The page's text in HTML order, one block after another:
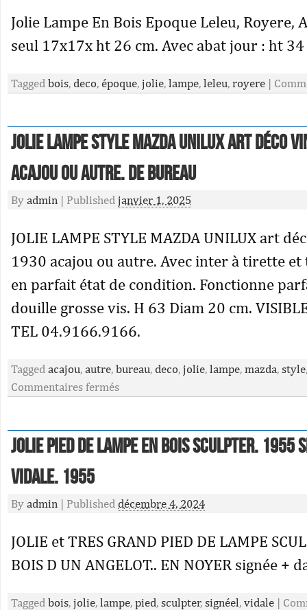
Jolie Lampe En Bois Epoque Leleu, Royere,
seul 17x17x ht 26 cm. Avec abat jour : ht 34
Tagged bois, deco, époque, jolie, lampe, leleu, royere |
JOLIE LAMPE STYLE MAZDA UNILUX art déco
acajou ou autre. DE BUREAU
By admin | Published janvier 1, 2025
JOLIE LAMPE STYLE MAZDA UNILUX art
1930 acajou ou autre. Avec inter à tirette
en parfait état de condition. Fonctionne
douille grosse vis. H 63 Diam 20 cm.
TEL 04.9166.9166.
Tagged acajou, autre, bureau, deco, jolie, lampe, mazda, style
Commentaires fermés
JOLIE PIED DE LAMPE EN BOIS SCULPTER.
VIDALE. 1955
By admin | Published décembre 4, 2024
JOLIE et TRES GRAND PIED DE LAMPE
BOIS D UN ANGELOT.. EN NOYER signée +
Tagged bois, jolie, lampe, pied, sculpter, signéel, vidale |